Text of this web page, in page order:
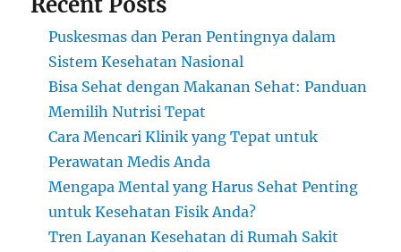
Puskesmas dan Peran Pentingnya dalam
Sistem Kesehatan Nasional
Bisa Sehat dengan Makanan Sehat: Panduan
Memilih Nutrisi Tepat
Cara Mencari Klinik yang Tepat untuk
Perawatan Medis Anda
Mengapa Mental yang Harus Sehat Penting
untuk Kesehatan Fisik Anda?
Tren Layanan Kesehatan di Rumah Sakit